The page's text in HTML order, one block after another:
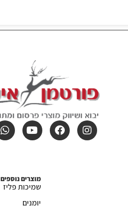
מוצרים נוספים
שמיכות פליז
יומנים